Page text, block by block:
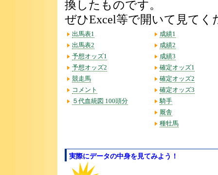
換したものです。
ぜひExcel等で開いて見てく
出馬表1
出馬表2
予想オッズ1
予想オッズ2
競走馬
コメント
５代血統図 100頭分
成績1
成績2
成績3
確定オッズ1
確定オッズ2
確定オッズ3
騎手
厩舎
種牡馬
実際にデータの中身を見てみよう！